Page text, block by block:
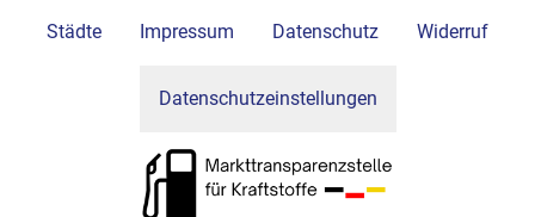
Städte Impressum Datenschutz Widerruf
Datenschutzeinstellungen